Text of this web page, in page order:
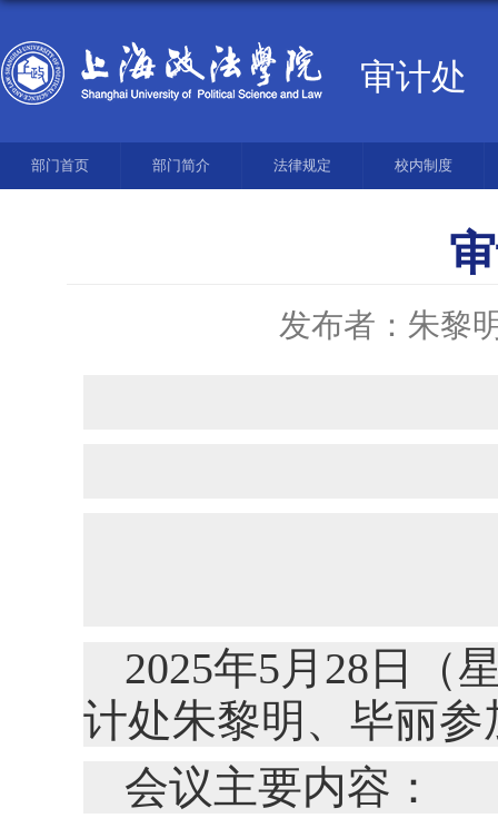
审计处
部门首页 部门简介 法律规定 校内制度
发布者：朱黎
2025年5月 28 日（
计处朱黎明、毕丽参
会议主要内容：